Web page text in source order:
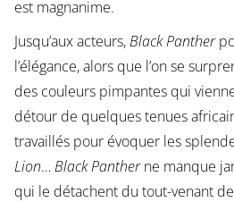
est magnanime.
Jusqu’aux acteurs,Black Panther
l’élégance, alors que l’on se
des couleurs pimpantes qui
détour de quelques tenues
travaillés pour évoquer les
Lion…Black Pantherne manque
qui le détachent du tout-venant